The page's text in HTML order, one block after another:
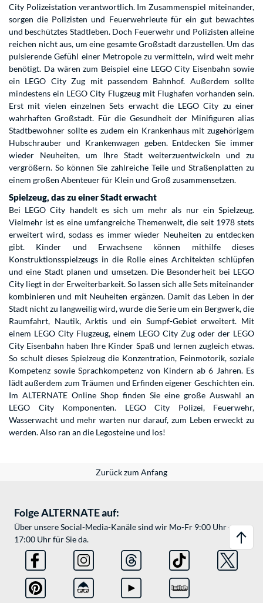
City Polizeistation verantwortlich. Im Zusammenspiel miteinander,
sorgen die Polizisten und Feuerwehrleute für ein gut bewachtes
und beschütztes Stadtleben. Doch Feuerwehr und Polizisten alleine
reichen nicht aus, um eine gesamte Großstadt darzustellen. Um das
pulsierende Gefühl einer Metropole zu vermitteln, wird weit mehr
benötigt. Da wären zum Beispiel eine LEGO City Eisenbahn sowie
ein LEGO City Zug mit passendem Bahnhof. Außerdem sollte
mindestens ein LEGO City Flugzeug mit Flughafen vorhanden sein.
Erst mit vielen einzelnen Sets erwacht die LEGO City zu einer
wahrhaften Großstadt. Für die Gesundheit der Minifiguren alias
Stadtbewohner sollte es zudem ein Krankenhaus mit zugehörigem
Hubschrauber und Krankenwagen geben. Entdecken Sie immer
wieder Neuheiten, um Ihre Stadt weiterzuentwickeln und zu
vergrößern. So können Sie zahlreiche Teile und Straßenplatten zu
einem großen Abenteuer für Klein und Groß zusammensetzen.
Spielzeug, das zu einer Stadt erwacht
Bei LEGO City handelt es sich um mehr als nur ein Spielzeug.
Vielmehr ist es eine umfangreiche Themenwelt, die seit 1978 stets
erweitert wird, sodass es immer wieder Neuheiten zu entdecken
gibt. Kinder und Erwachsene können mithilfe dieses
Konstruktionsspielzeugs in die Rolle eines Architekten schlüpfen
und eine Stadt planen und umsetzen. Die Besonderheit bei LEGO
City liegt in der Erweiterbarkeit. So lassen sich alle Sets miteinander
kombinieren und mit Neuheiten ergänzen. Damit das Leben in der
Stadt nicht zu langweilig wird, wurde die Serie um ein Bergwerk, die
Raumfahrt, Nautik, Arktis und ein Sumpf-Gebiet erweitert. Mit
einem LEGO City Flugzeug, einem LEGO City Zug oder der LEGO
City Eisenbahn haben Ihre Kinder Spaß und lernen zugleich etwas.
So schult dieses Spielzeug die Konzentration, Feinmotorik, soziale
Kompetenz sowie Sprachkompetenz von Kindern ab 6 Jahren. Es
lädt außerdem zum Träumen und Erfinden eigener Geschichten ein.
Im ALTERNATE Online Shop finden Sie eine große Auswahl an
LEGO City Komponenten. LEGO City Polizei, Feuerwehr,
Wasserwacht und mehr warten nur darauf, zum Leben erweckt zu
werden. Also ran an die Legosteine und los!
Zurück zum Anfang
Folge ALTERNATE auf:
Über unsere Social-Media-Kanäle sind wir Mo-Fr 9:00 Uhr -
17:00 Uhr für Sie da.